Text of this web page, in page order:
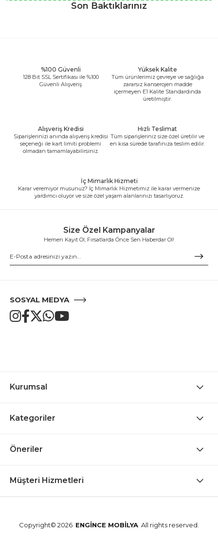
Son Baktıklarınız
%100 Güvenli
128 Bit SSL Sertifikası ile %100
Güvenli Alışveriş
Yüksek Kalite
Tüm ürünlerimiz çevreye ve sağlığa
zararsız kanserojen madde
içermeyen E1 Kalite Standardında
üretilmiştir.
Alışveriş Kredisi
Siparişlerinizi anında alışveriş kredisi
seçeneği ile kart limiti problemi
olmadan tamamlayabilirsiniz.
Hızlı Teslimat
Tüm siparişleriniz size özel üretilir ve
en kısa sürede tarafınıza teslim edilir.
İç Mimarlık Hizmeti
Karar veremiyor musunuz? İç Mimarlık Hizmetimiz ile karar vermenize
yardımcı oluyor ve size özel yaşam alanlarınızı tasarlıyoruz.
Size Özel Kampanyalar
Hemen Kayıt Ol, Fırsatlarda Önce Sen Haberdar Ol!
SOSYAL MEDYA
Kurumsal
Kategoriler
Öneriler
Müşteri Hizmetleri
Copyright© 2026 ENGİNCE MOBİLYA All rights reserved.